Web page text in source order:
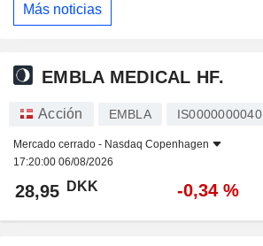
Más noticias
EMBLA MEDICAL HF.
Acción EMBLA IS0000000040
Mercado cerrado - Nasdaq Copenhagen
17:20:00 06/08/2026
28,95 DKK -0,34 %